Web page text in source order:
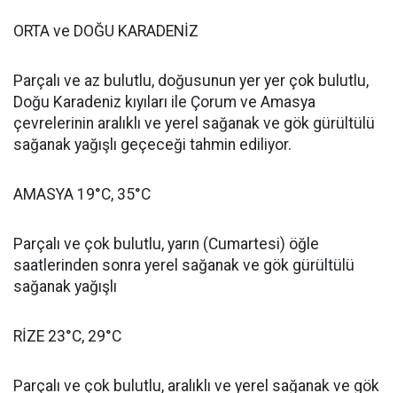
ORTA ve DOĞU KARADENİZ
Parçalı ve az bulutlu, doğusunun yer yer çok bulutlu,
Doğu Karadeniz kıyıları ile Çorum ve Amasya
çevrelerinin aralıklı ve yerel sağanak ve gök gürültülü
sağanak yağışlı geçeceği tahmin ediliyor.
AMASYA 19°C, 35°C
Parçalı ve çok bulutlu, yarın (Cumartesi) öğle
saatlerinden sonra yerel sağanak ve gök gürültülü
sağanak yağışlı
RİZE 23°C, 29°C
Parçalı ve çok bulutlu, aralıklı ve yerel sağanak ve gök